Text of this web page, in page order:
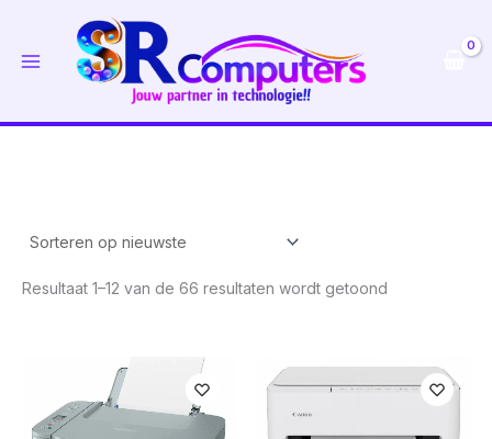
Resultaat 1–12 van de 66 resultaten wordt getoond